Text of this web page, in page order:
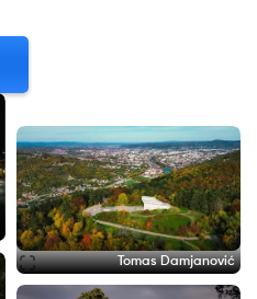
Tomas Damjanović